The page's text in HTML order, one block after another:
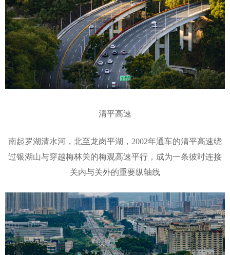
清平高速
南起罗湖清水河，北至龙岗平湖，2002年通车的清平高速绕
过银湖山与穿越梅林关的梅观高速平行，成为一条彼时连接
关内与关外的重要纵轴线